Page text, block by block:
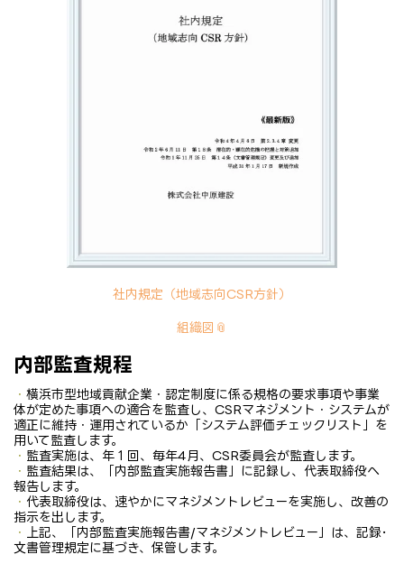
社内規定（地域志向CSR方針）
組織図
内部監査規程
・ 横浜市型地域貢献企業・認定制度に係る規格の要求事項や事業
体が定めた事項への適合を監査し、CSRマネジメント・システムが
適正に維持・運用されているか「システム評価チェックリスト」を
用いて監査します。
・ 監査実施は、年１回、毎年4月、CSR委員会が監査します。
・ 監査結果は、「内部監査実施報告書」に記録し、代表取締役へ
報告します。
・ 代表取締役は、速やかにマネジメントレビューを実施し、改善の
指示を出します。
・
上記、「内部監査実施報告書/マネジメントレビュー」は、記録･
文書管理規定に基づき、保管します。